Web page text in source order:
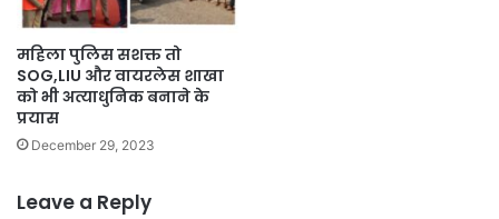
महिला पुलिस सशक्त तो
SOG,LIU और वायरलेस शाखा
को भी अत्याधुनिक बनाने के
प्रयास
December 29, 2023
Leave a Reply